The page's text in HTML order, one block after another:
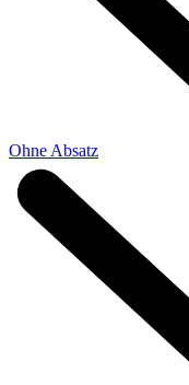
Ohne Absatz